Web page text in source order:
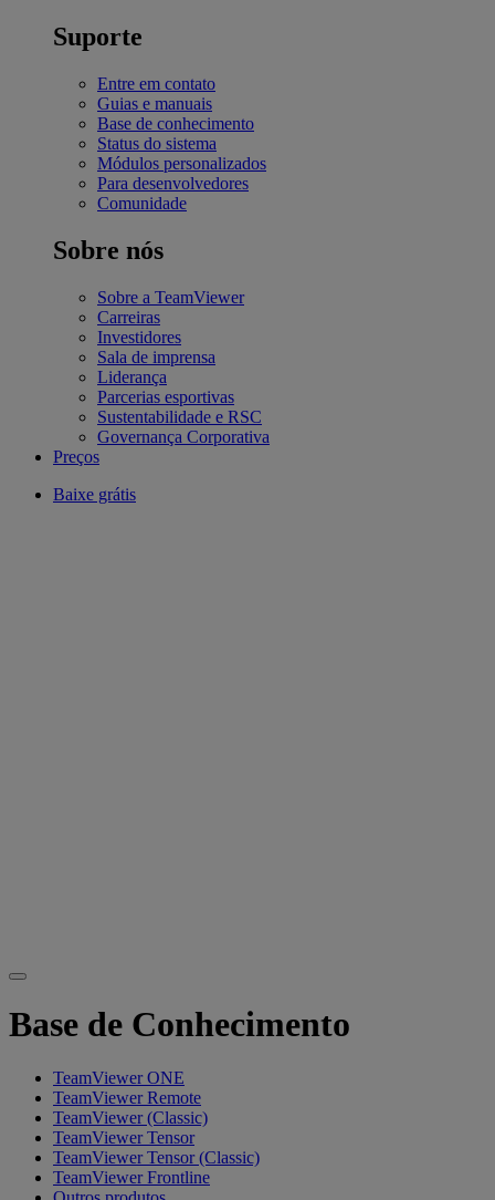
Suporte
Entre em contato
Guias e manuais
Base de conhecimento
Status do sistema
Módulos personalizados
Para desenvolvedores
Comunidade
Sobre nós
Sobre a TeamViewer
Carreiras
Investidores
Sala de imprensa
Liderança
Parcerias esportivas
Sustentabilidade e RSC
Governança Corporativa
Preços
Baixe grátis
Base de Conhecimento
TeamViewer ONE
TeamViewer Remote
TeamViewer (Classic)
TeamViewer Tensor
TeamViewer Tensor (Classic)
TeamViewer Frontline